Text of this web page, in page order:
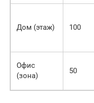
Дом (этаж) 100
Офис
(зона)
50